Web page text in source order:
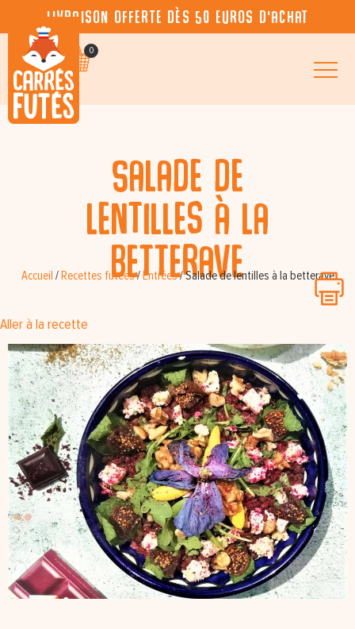
Livraison offerte dès 50 euros d’achat
0
Salade de
lentilles à la
betterave
Accueil / Recettes futées/ Entrées/Salade de lentilles à la betterave
Aller à la recette